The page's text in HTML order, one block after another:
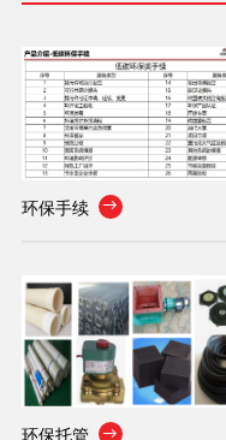
环保手续 
环保托管 